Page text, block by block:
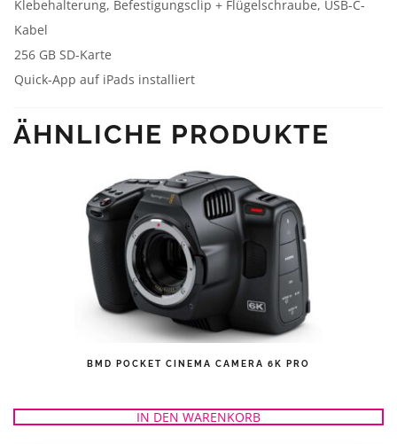
Klebehalterung, Befestigungsclip + Flügelschraube, USB-C-
Kabel
256 GB SD-Karte
Quick-App auf iPads installiert
ÄHNLICHE PRODUKTE
BMD POCKET CINEMA CAMERA 6K PRO
IN DEN WARENKORB